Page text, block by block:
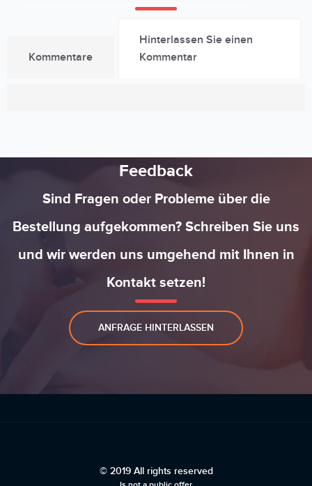
Kommentare
Hinterlassen Sie einen
Kommentar
Feedback
Sind Fragen oder Probleme über die
Bestellung aufgekommen? Schreiben Sie uns
und wir werden uns umgehend mit Ihnen in
Kontakt setzen!
ANFRAGE HINTERLASSEN
© 2019 All rights reserved